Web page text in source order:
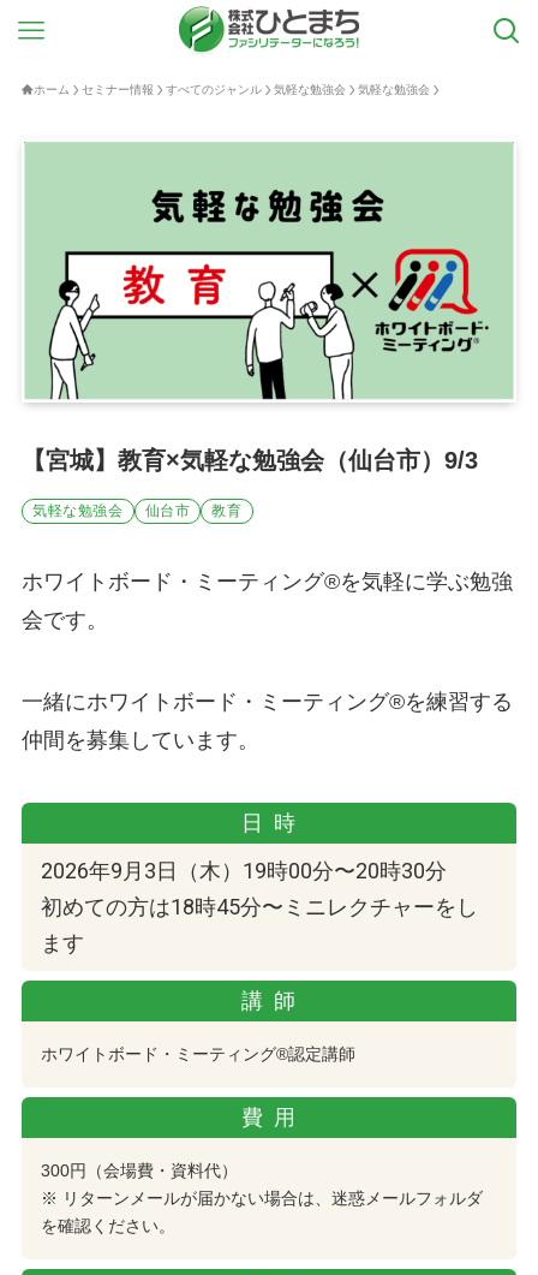
ホーム セミナー情報 すべてのジャンル 気軽な勉強会 気軽な勉強会
【宮城】教育×気軽な勉強会（仙台市）9/3
気軽な勉強会 仙台市 教育
ホワイトボード・ミーティング®を気軽に学ぶ勉強
会です。
一緒にホワイトボード・ミーティング®︎を練習する
仲間を募集しています。
日時
2026年9月3日（木）19時00分〜20時30分
初めての方は18時45分〜ミニレクチャーをし
ます
講師
ホワイトボード・ミーティング®認定講師
費用
300円（会場費・資料代）
※ リターンメールが届かない場合は、迷惑メールフォルダ
を確認ください。